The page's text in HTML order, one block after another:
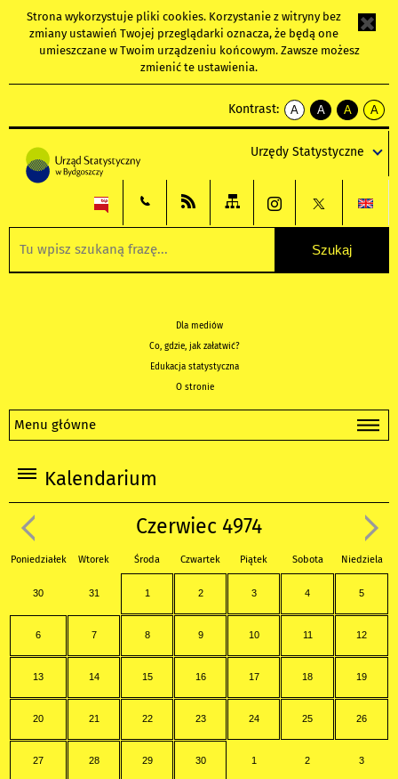
Strona wykorzystuje pliki cookies. Korzystanie z witryny bez
zmiany ustawień Twojej przeglądarki oznacza, że będą one
umieszczane w Twoim urządzeniu końcowym. Zawsze możesz
zmienić te ustawienia.
Kontrast:
A
kontrast
A
kontrast
tekst
czarnym
A
kontrast
tekst
czarnym
A
tekst
żółtym
Urzędy Statystyczne
Dla mediów
Co, gdzie, jak załatwić?
Edukacja statystyczna
O stronie
Menu główne
Kalendarium
Czerwiec 4974
Poniedziałek Wtorek Środa Czwartek Piątek Sobota Niedziela
30 31 1 2 3 4 5
6 7 8 9 10 11 12
13 14 15 16 17 18 19
20 21 22 23 24 25 26
27 28 29 30 1 2 3